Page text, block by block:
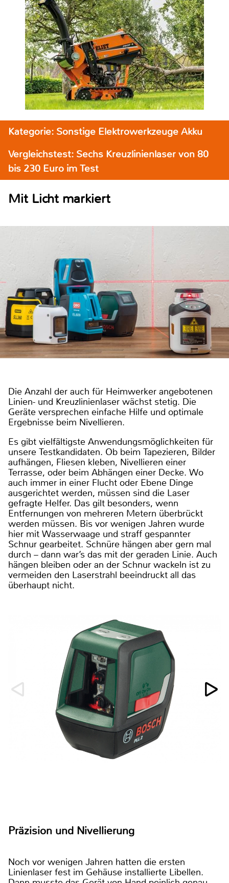
Kategorie: Sonstige Elektrowerkzeuge Akku
Vergleichstest: Sechs Kreuzlinienlaser von 80
bis 230 Euro im Test
Mit Licht markiert
Die Anzahl der auch für Heimwerker angebotenen
Linien- und Kreuzlinienlaser wächst stetig. Die
Geräte versprechen einfache Hilfe und optimale
Ergebnisse beim Nivellieren.
Es gibt vielfältigste Anwendungsmöglichkeiten für
unsere Testkandidaten. Ob beim Tapezieren, Bilder
aufhängen, Fliesen kleben, Nivellieren einer
Terrasse, oder beim Abhängen einer Decke. Wo
auch immer in einer Flucht oder Ebene Dinge
ausgerichtet werden, müssen sind die Laser
gefragte Helfer. Das gilt besonders, wenn
Entfernungen von mehreren Metern überbrückt
werden müssen. Bis vor wenigen Jahren wurde
hier mit Wasserwaage und straff gespannter
Schnur gearbeitet. Schnüre hängen aber gern mal
durch – dann war’s das mit der geraden Linie. Auch
hängen bleiben oder an der Schnur wackeln ist zu
vermeiden den Laserstrahl beeindruckt all das
überhaupt nicht.
Präzision und Nivellierung
Noch vor wenigen Jahren hatten die ersten
Linienlaser fest im Gehäuse installierte Libellen.